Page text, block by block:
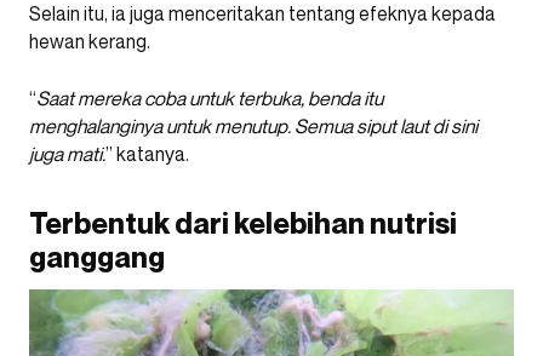
Selain itu, ia juga menceritakan tentang efeknya kepada
hewan kerang.
“Saat mereka coba untuk terbuka, benda itu
menghalanginya untuk menutup. Semua siput laut di sini
juga mati.” katanya.
Terbentuk dari kelebihan nutrisi
ganggang